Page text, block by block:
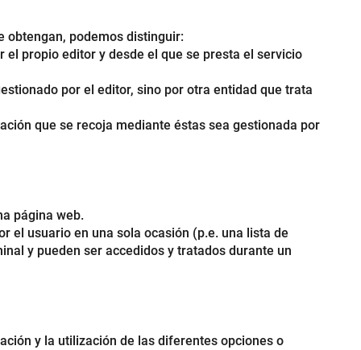
obtengan, podemos distinguir:
propio editor y desde el que se presta el servicio
por el editor, sino por otra entidad que trata
que se recoja mediante éstas sea gestionada por
página web.
el usuario en una sola ocasión (p.e. una lista de
y pueden ser accedidos y tratados durante un
y la utilización de las diferentes opciones o